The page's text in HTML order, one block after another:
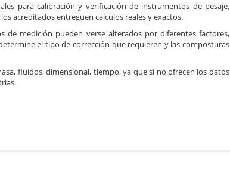
para calibración y verificación de instrumentos de pesaje,
acreditados entreguen cálculos reales y exactos.
de medición pueden verse alterados por diferentes factores,
el tipo de corrección que requieren y las composturas
fluidos, dimensional, tiempo, ya que si no ofrecen los datos